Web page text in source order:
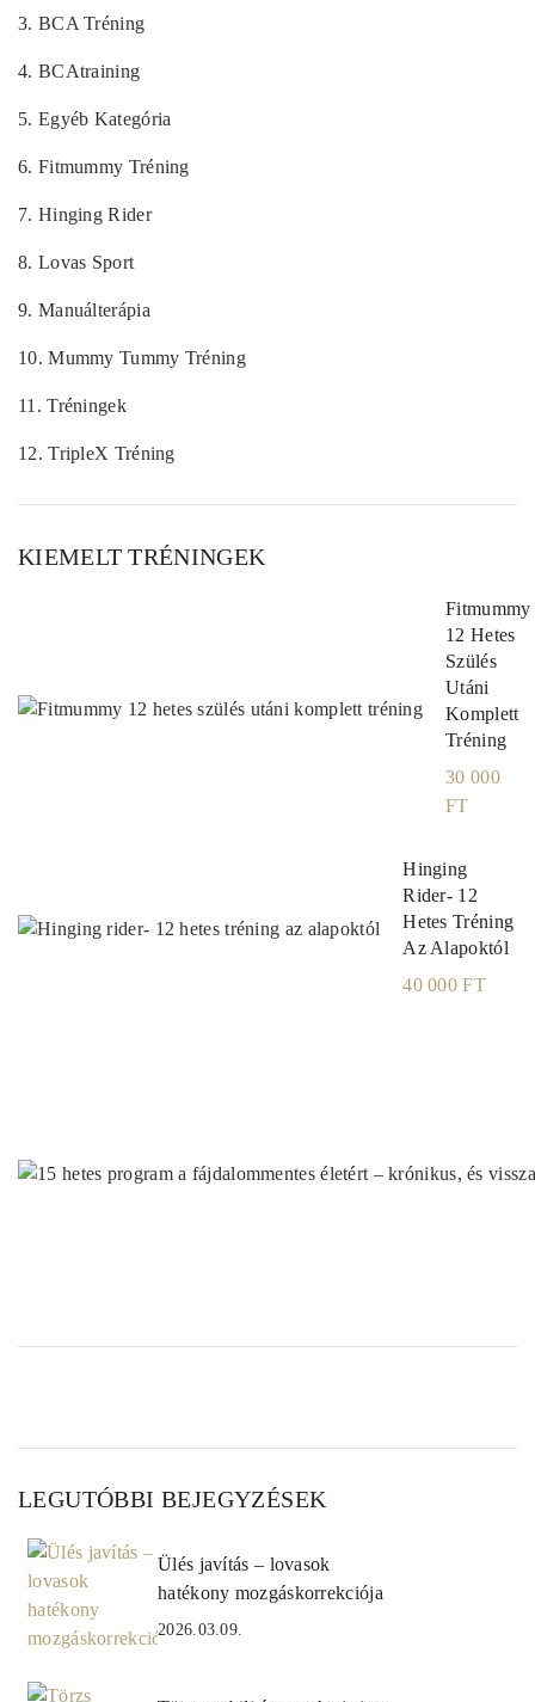
3. BCA Tréning
4. BCAtraining
5. Egyéb Kategória
6. Fitmummy Tréning
7. Hinging Rider
8. Lovas Sport
9. Manuálterápia
10.Mummy Tummy Tréning
11.Tréningek
12.TripleX Tréning
KIEMELT TRÉNINGEK
Fitmummy
12 Hetes
Szülés
Utáni
Komplett
Tréning
30 000
FT
Hinging
Rider- 12
Hetes Tréning
Az Alapoktól
40 000 FT
LEGUTÓBBI BEJEGYZÉSEK
Ülés javítás – lovasok
hatékony mozgáskorrekciója
2026.03.09.